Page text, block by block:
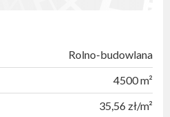
Rolno-budowlana
4500 m²
35,56 zł/m²